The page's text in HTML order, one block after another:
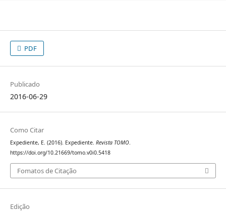
PDF
Publicado
2016-06-29
Como Citar
Expediente, E. (2016). Expediente. Revista TOMO.
https://doi.org/10.21669/tomo.v0i0.5418
Fomatos de Citação
Edição